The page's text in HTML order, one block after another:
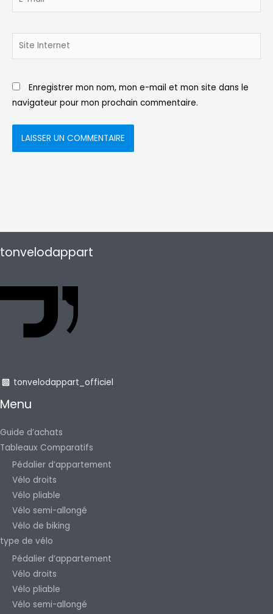
Site
Enregistrer mon nom, mon e-mail et mon site dans le
navigateur pour mon prochain commentaire.
tonvelodappart
tonvelodappart_officiel
Menu
Guide d’achats
Tableaux Comparatifs
Pédalier d’appartement
Vélo droits
Vélo pliable
Vélo semi-allongé
Vélo de biking
type de vélo
Pédalier d’appartement
Vélo droits
Vélo pliable
Vélo semi-allongé